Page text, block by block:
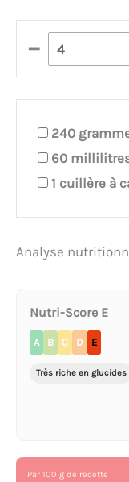
–
240
60
1 cuillère à
Analyse
Nutri-Score E
A B C D E
Très riche en glucides
Par 100 g de recette